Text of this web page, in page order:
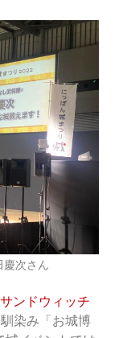
次さん
サンドウィッチ
馴染み「お城博